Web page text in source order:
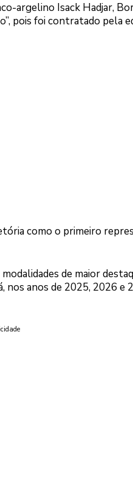
argelino Isack Hadjar,
pois foi contratado pela
como o primeiro
de maior
nos anos de 2025, 2026 e